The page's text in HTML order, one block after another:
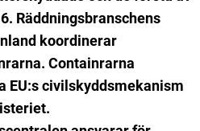
Räddningsbranschens
koordinerar
Containrarna
EU:s civilskyddsmekanism